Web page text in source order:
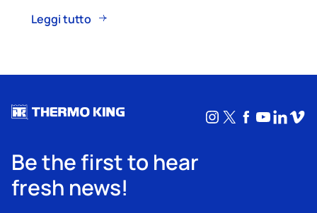
Leggi tutto
Instagram
X Facebook
Be the first to hear
fresh news!